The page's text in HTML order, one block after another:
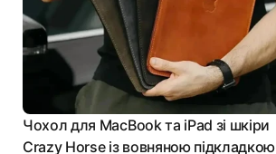
Чохол для MacBook та iPad зі шкіри
Crazy Horse із вовняною підкладкою |